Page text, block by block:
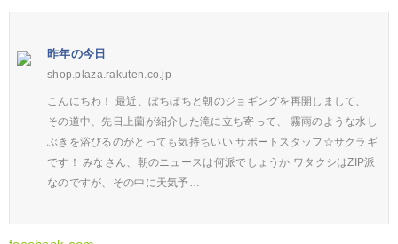
昨年の今日
shop.plaza.rakuten.co.jp
こんにちわ！ 最近、ぼちぼちと朝のジョギングを再開しまして、
その道中、先日上薗が紹介した滝に立ち寄って、 霧雨のような水し
ぶきを浴びるのがとっても気持ちいい サポートスタッフ☆サクラギ
です！ みなさん、朝のニュースは何派でしょうか ワタクシはZIP派
なのですが、その中に天気予…